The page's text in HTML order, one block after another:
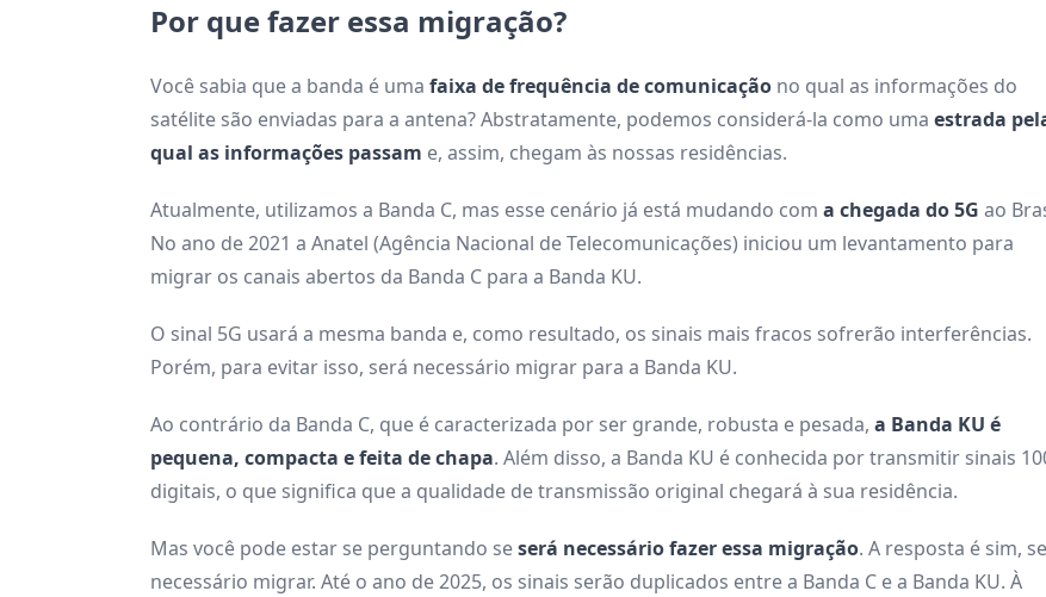
Por que fazer essa migração?
Você sabia que a banda é uma faixa de frequência de comunicação no qual as informações do
satélite são enviadas para a antena? Abstratamente, podemos considerá-la como uma estrada
qual as informações passam e, assim, chegam às nossas residências.
Atualmente, utilizamos a Banda C, mas esse cenário já está mudando com a chegada do 5G ao
No ano de 2021 a Anatel (Agência Nacional de Telecomunicações) iniciou um levantamento para
migrar os canais abertos da Banda C para a Banda KU.
O sinal 5G usará a mesma banda e, como resultado, os sinais mais fracos sofrerão interferências.
Porém, para evitar isso, será necessário migrar para a Banda KU.
Ao contrário da Banda C, que é caracterizada por ser grande, robusta e pesada, a Banda KU é
pequena, compacta e feita de chapa. Além disso, a Banda KU é conhecida por transmitir sinais
digitais, o que significa que a qualidade de transmissão original chegará à sua residência.
Mas você pode estar se perguntando seserá necessário fazer essa migração. A resposta é sim,
necessário migrar. Até o ano de 2025, os sinais serão duplicados entre a Banda C e a Banda KU. À